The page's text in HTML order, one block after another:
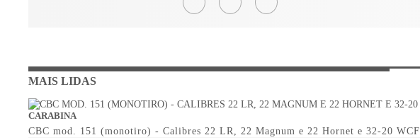
MAIS LIDAS
CARABINA
CBC mod. 151 (monotiro) - Calibres 22 LR, 22 Magnum e 22 Hornet e 32-20 WCF